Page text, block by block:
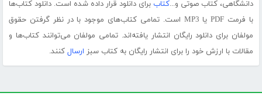
دانشگاهی، کتاب صوتی و...کتاب برای دانلود قرار داده شده است. دانلود کتاب‌ها
با فرمت PDF یا MP3 است. تمامی کتاب‌های موجود با در نظر گرفتن حقوق
مولفان برای دانلود رایگان انتشار یافته‌اند. تمامی مولفان می‌توانند کتاب‌ها و
مقالات با ارزش خود را برای انتشار رایگان به کتاب سبز ارسال کنند.